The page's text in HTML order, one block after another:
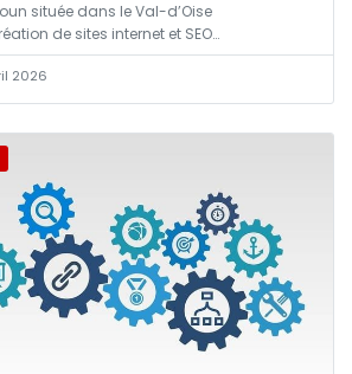
située dans le Val-d’Oise
de sites internet et SEO…
2026